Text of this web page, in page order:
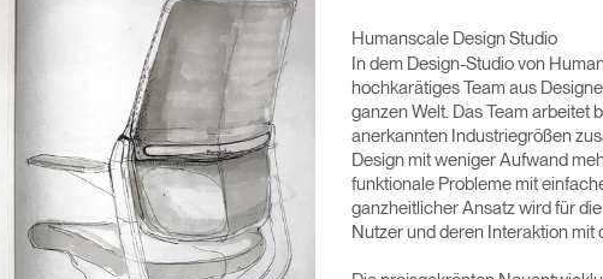
Humanscale Design Studio
In dem Design-Studio von
hochkarätiges Team aus
ganzen Welt. Das Team arbeitet
anerkannten Industriegrößen
Design mit weniger Aufwand
funktionale Probleme mit
ganzheitlicher Ansatz wird für
Nutzer und deren Interaktion mit